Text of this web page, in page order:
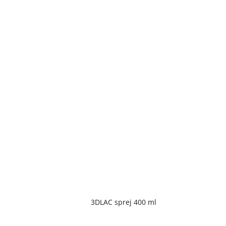
3DLAC sprej 400 ml